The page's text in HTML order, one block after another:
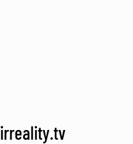
irreality.tv